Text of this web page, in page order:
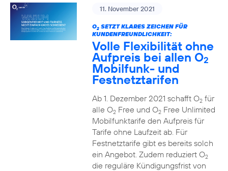
11. November 2021
O2SETZT KLARES ZEICHEN FÜR
KUNDENFREUNDLICHKEIT:
Volle Flexibilität ohne
Aufpreis bei allen O2
Mobilfunk- und
Festnetztarifen
Ab 1. Dezember 2021 schafft O2für
alle O2Free und O2Free Unlimited
Mobilfunktarife den Aufpreis für
Tarife ohne Laufzeit ab. Für
Festnetztarife gibt es bereits solch
ein Angebot. Zudem reduziert O2
die reguläre Kündigungsfrist von